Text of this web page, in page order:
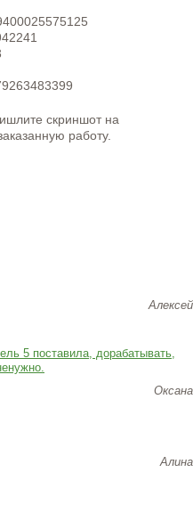
скриншот на
работу.
Алексей
5 поставила, дорабатывать,
Оксана
Алина